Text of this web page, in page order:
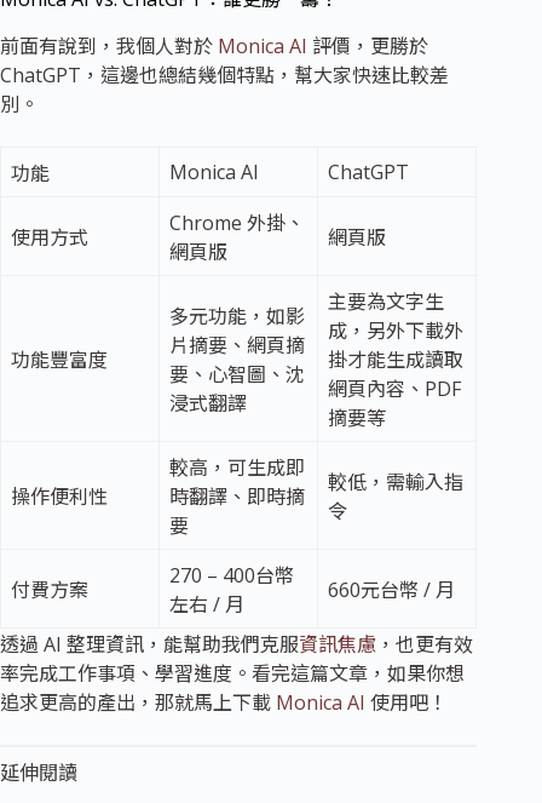
前面有說到，我個人對於 Monica AI 評價，更勝於
ChatGPT，這邊也總結幾個特點，幫大家快速比較差
別。
功能 Monica AI ChatGPT
使用方式
Chrome 外掛、
網頁版
網頁版
功能豐富度
多元功能，如影
片摘要、網頁摘
要、心智圖、沈
浸式翻譯
主要為文字生
成，另外下載外
掛才能生成讀取
網頁內容、PDF
摘要等
操作便利性
較高，可生成即
時翻譯、即時摘
要
較低，需輸入指
令
付費方案
270 – 400台幣
左右 / 月
660元台幣 / 月
透過 AI 整理資訊，能幫助我們克服資訊焦慮 ，也更有效
率完成工作事項、學習進度。看完這篇文章，如果你想
追求更高的產出，那就馬上下載 Monica AI 使用吧！
延伸閱讀